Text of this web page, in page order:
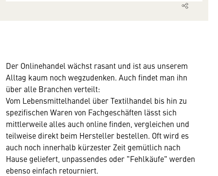
Der Onlinehandel wächst rasant und ist aus unserem
Alltag kaum noch wegzudenken. Auch findet man ihn
über alle Branchen verteilt:
Vom Lebensmittelhandel über Textilhandel bis hin zu
spezifischen Waren von Fachgeschäften lässt sich
mittlerweile alles auch online finden, vergleichen und
teilweise direkt beim Hersteller bestellen. Oft wird es
auch noch innerhalb kürzester Zeit gemütlich nach
Hause geliefert, unpassendes oder "Fehlkäufe" werden
ebenso einfach retourniert.